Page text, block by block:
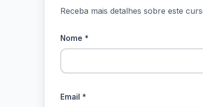
Receba mais detalhes sobre este
Nome *
Email *